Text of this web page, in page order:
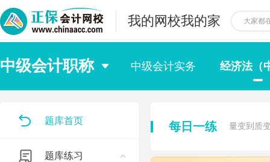
我的网校我的家
中级会计职称 中级会计实务 经济法（
题库首页
题库练习
每日一练 量变到质